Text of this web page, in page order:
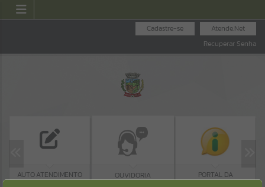
Atende.Net
Cadastre-se
Recuperar Senha
AUTO ATENDIMENTO
OUVIDORIA
PORTAL DA